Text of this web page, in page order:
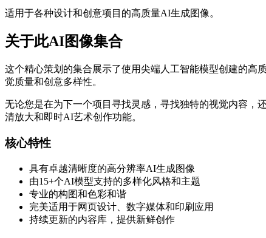
适用于各种设计和创意项目的高质量AI生成图像。
关于此AI图像集合
这个精心策划的集合展示了使用尖端人工智能模型创建的高
觉质量和创意多样性。
无论您是在为下一个项目寻找灵感，寻找独特的视觉内容，
清放大和即时AI艺术创作功能。
核心特性
具有卓越清晰度的高分辨率AI生成图像
由15+个AI模型支持的多样化风格和主题
专业的构图和色彩和谐
完美适用于网页设计、数字媒体和印刷应用
持续更新的内容库，提供新鲜创作